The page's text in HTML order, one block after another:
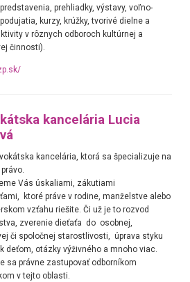
prehliadky, výstavy, voľno-
kurzy, krúžky, tvorivé dielne a
v rôznych odboroch kultúrnej a
činnosti).
kancelária Lucia
kancelária, ktorá sa špecializuje na
Vás úskaliami, zákutiami
ktoré práve v rodine, manželstve alebo
vzťahu riešite. Či už je to rozvod
zverenie dieťaťa do osobnej,
či spoločnej starostlivosti, úprava styku
deťom, otázky výživného a mnoho viac.
sa právne zastupovať odborníkom
v tejto oblasti.